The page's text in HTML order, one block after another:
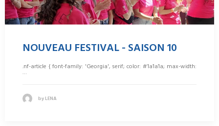
NOUVEAU FESTIVAL - SAISON 10
.nf-article { font-family: 'Georgia', serif; color: #1a1a1a; max-width:
…
by LENA